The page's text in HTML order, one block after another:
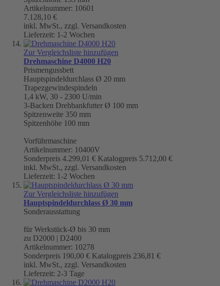
Artikelnummer: 10601
7.128,10 €
inkl. MwSt., zzgl. Versandkosten
Lieferzeit: 1-2 Wochen
Zur Vergleichsliste hinzufügen
Drehmaschine D4000 H20
Prismengussbett
Hauptspindeldurchlass Ø 20 mm
Trapezgewindespindeln
1,4 kW, 30 - 2300 U/min
3-Backen Drehbankfutter Ø 100 mm
Spitzenweite 350 mm
Spitzenhöhe 100 mm
Vorführmaschine
Artikelnummer: 10400V
Sonderpreis 4.299,01 € Katalogpreis 5.712,00 €
inkl. MwSt., zzgl. Versandkosten
Lieferzeit: 1-2 Wochen
Zur Vergleichsliste hinzufügen
Hauptspindeldurchlass Ø 30 mm
Sonderausstattung
für Werkstück-Ø bis 30 mm
zu D2000 | D2400
Artikelnummer: 10278
Sonderpreis 190,00 € Katalogpreis 236,81 €
inkl. MwSt., zzgl. Versandkosten
Lieferzeit: 2-3 Tage